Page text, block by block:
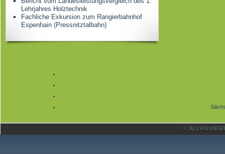
Lehrjahres Holztechnik
Fachliche Exkursion zum Rangierbahnhof
Espenhain (Pressnitztalbahn)
©